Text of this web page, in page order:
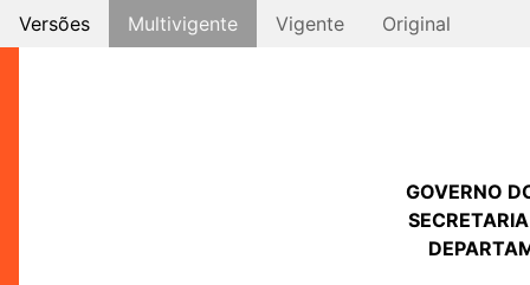
Versões Multivigente Vigente Original
GOVERNO